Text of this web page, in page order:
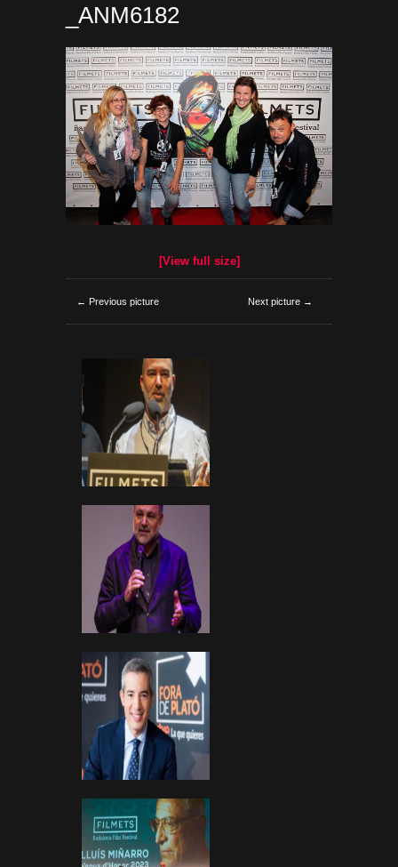
_ANM6182
[View full size]
← Previous picture Next picture →